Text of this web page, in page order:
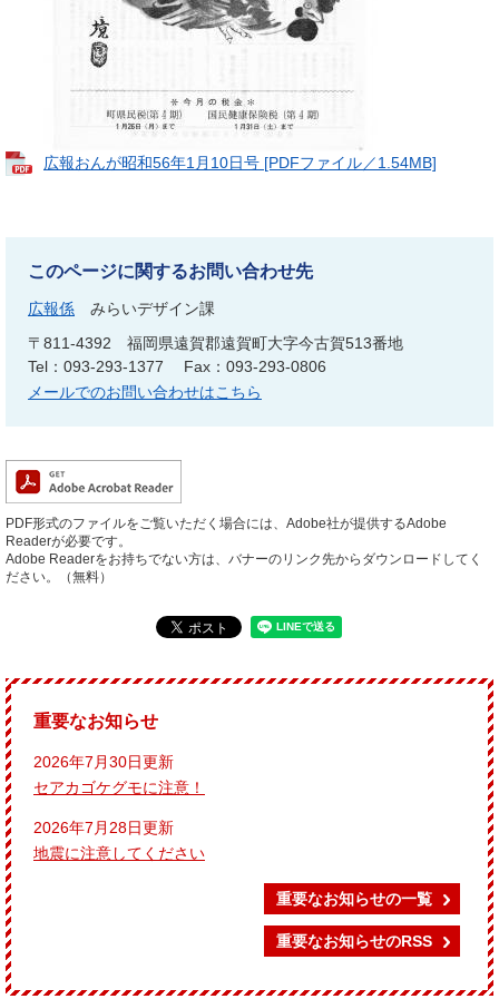
広報おんが昭和56年1月10日号 [PDFファイル／1.54MB]
このページに関するお問い合わせ先
広報係
みらいデザイン課
〒811-4392
福岡県遠賀郡遠賀町大字今古賀513番地
Tel：093-293-1377
Fax：093-293-0806
メールでのお問い合わせはこちら
PDF形式のファイルをご覧いただく場合には、Adobe社が提供するAdobe
Readerが必要です。
Adobe Readerをお持ちでない方は、バナーのリンク先からダウンロードしてく
ださい。（無料）
重要なお知らせ
2026年7月30日更新
セアカゴケグモに注意！
2026年7月28日更新
地震に注意してください
重要なお知らせの一覧
重要なお知らせのRSS